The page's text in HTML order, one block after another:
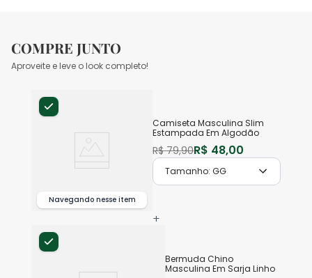
COMPRE JUNTO
Aproveite e leve o look completo!
Navegando nesse item
Camiseta Masculina Slim
Estampada Em Algodão
R$ 79,90R$ 48,00
Tamanho:GG
+
Bermuda Chino
Masculina Em Sarja Linho